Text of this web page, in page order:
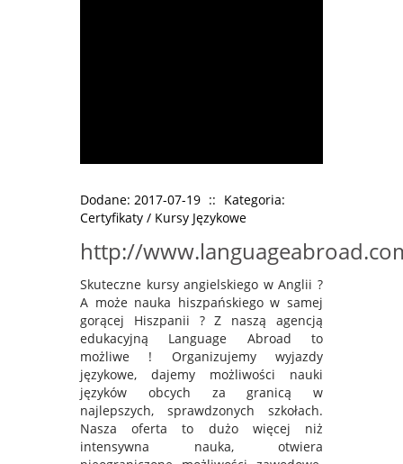
Dodane: 2017-07-19 :: Kategoria:
Certyfikaty / Kursy Językowe
http://
Skuteczne kursy angielskiego w Anglii ?
A może nauka hiszpańskiego w samej
gorącej Hiszpanii ? Z naszą agencją
edukacyjną Language Abroad to
możliwe ! Organizujemy wyjazdy
językowe, dajemy możliwości nauki
języków obcych za granicą w
najlepszych, sprawdzonych szkołach.
Nasza oferta to dużo więcej niż
intensywna nauka, otwiera